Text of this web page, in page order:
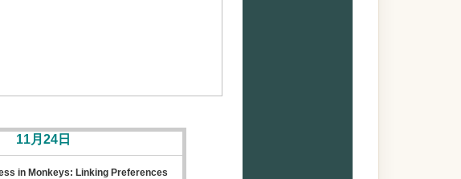
11月24日
in Monkeys: Linking Preferences